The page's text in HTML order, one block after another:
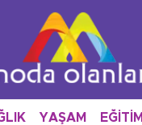
YAŞAM EĞİTİM